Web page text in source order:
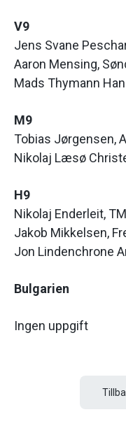
V9
Jens Svane
Aaron Mensing,
Mads Thymann
M9
Tobias Jørgensen,
Nikolaj Læsø
H9
Nikolaj Enderleit,
Jakob Mikkelsen,
Jon Lindenchrone
Bulgarien
Ingen uppgift